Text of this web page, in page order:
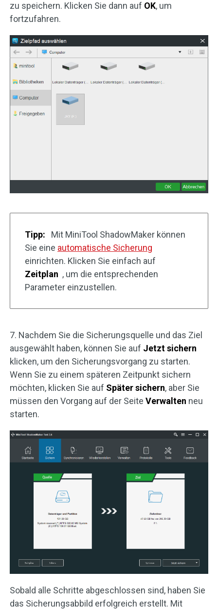
zu speichern. Klicken Sie dann auf OK, um
fortzufahren.
Tipp:
Mit MiniTool ShadowMaker können
Sie eine automatische Sicherung
einrichten. Klicken Sie einfach auf
Zeitplan , um die entsprechenden
Parameter einzustellen.
7. Nachdem Sie die Sicherungsquelle und das Ziel
ausgewählt haben, können Sie auf Jetzt sichern
klicken, um den Sicherungsvorgang zu starten.
Wenn Sie zu einem späteren Zeitpunkt sichern
möchten, klicken Sie auf Später sichern, aber Sie
müssen den Vorgang auf der Seite Verwalten neu
starten.
Sobald alle Schritte abgeschlossen sind, haben Sie
das Sicherungsabbild erfolgreich erstellt. Mit